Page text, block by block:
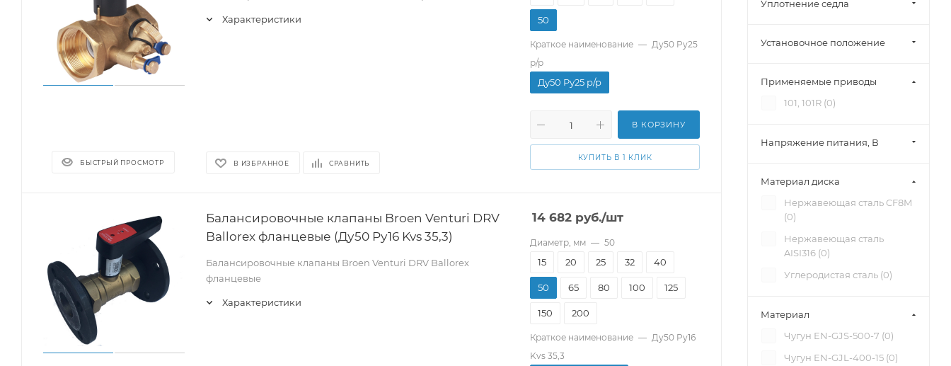
БЫСТРЫЙ ПРОСМОТР
Характеристики
В ИЗБРАННОЕ СРАВНИТЬ
50
Краткое наименование — Ду50 Pу25
р/р
Ду50 Pу25 р/р
В КОРЗИНУ
КУПИТЬ В 1 КЛИК
Балансировочные клапаны Broen Venturi DRV
Ballorex фланцевые (Ду50 Pу16 Kvs 35,3)
Балансировочные клапаны Broen Venturi DRV Ballorex
фланцевые
Характеристики
14 682 руб./шт
Диаметр, мм — 50
15 20 25 32 40
50 65 80 100 125
150 200
Краткое наименование — Ду50 Pу16
Kvs 35,3
Уплотнение седла
Установочное положение
Применяемые приводы
101, 101R (0)
Напряжение питания, В
Материал диска
Нержавеющая сталь CF8M
(0)
Нержавеющая сталь
AISI316 (0)
Углеродистая сталь (0)
Материал
Чугун EN-GJS-500-7 (0)
Чугун EN-GJL-400-15 (0)